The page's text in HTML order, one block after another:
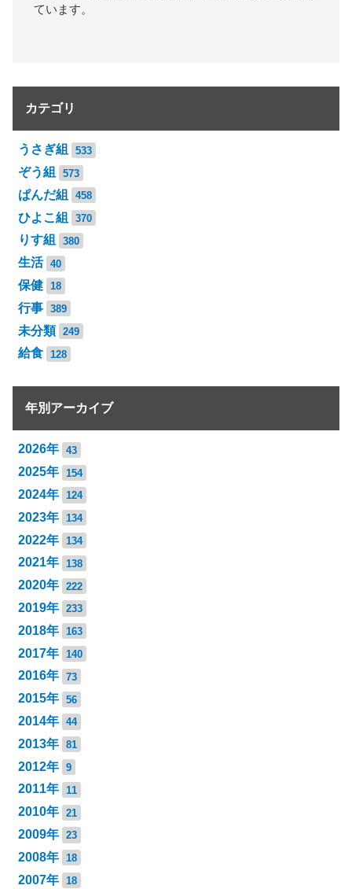
ています。
カテゴリ
うさぎ組 533
ぞう組 573
ぱんだ組 458
ひよこ組 370
りす組 380
生活 40
保健 18
行事 389
未分類 249
給食 128
年別アーカイブ
2026年 43
2025年 154
2024年 124
2023年 134
2022年 134
2021年 138
2020年 222
2019年 233
2018年 163
2017年 140
2016年 73
2015年 56
2014年 44
2013年 81
2012年 9
2011年 11
2010年 21
2009年 23
2008年 18
2007年 18